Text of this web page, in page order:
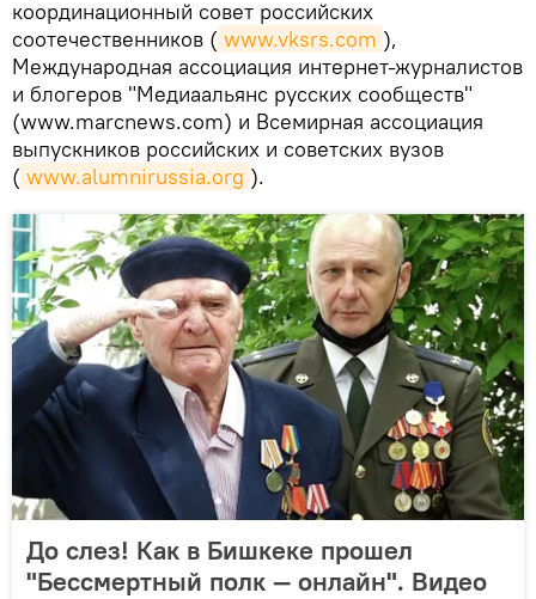
координационный совет российских
соотечественников ( www.vksrs.com ),
Международная ассоциация интернет-журналистов
и блогеров "Медиаальянс русских сообществ"
(www.marcnews.com) и Всемирная ассоциация
выпускников российских и советских вузов
( www.alumnirussia.org ).
До слез! Как в Бишкеке прошел
"Бессмертный полк — онлайн". Видео